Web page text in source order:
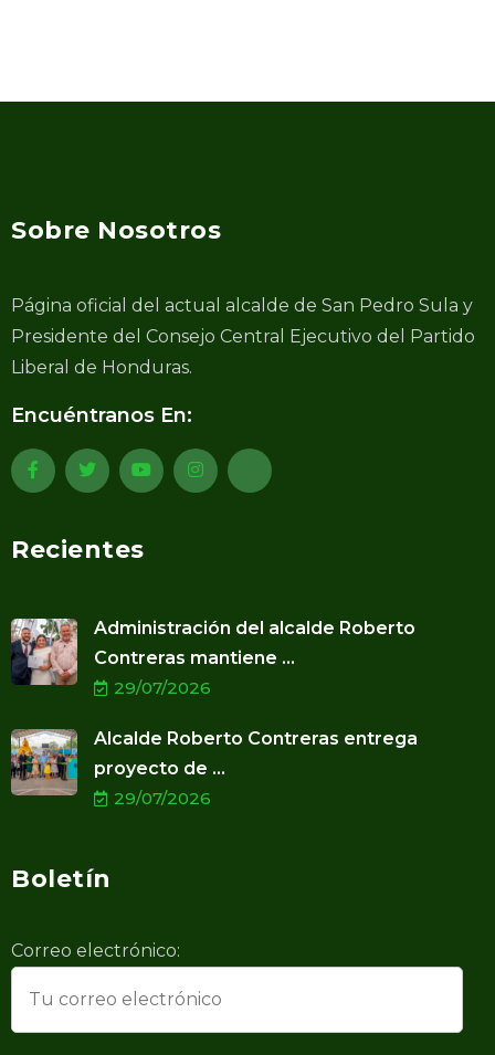
Sobre Nosotros
Página oficial del actual alcalde de San Pedro Sula y
Presidente del Consejo Central Ejecutivo del Partido
Liberal de Honduras.
Encuéntranos En:
Recientes
Administración del alcalde Roberto
Contreras mantiene ...
29/07/2026
Alcalde Roberto Contreras entrega
proyecto de ...
29/07/2026
Boletín
Correo electrónico: